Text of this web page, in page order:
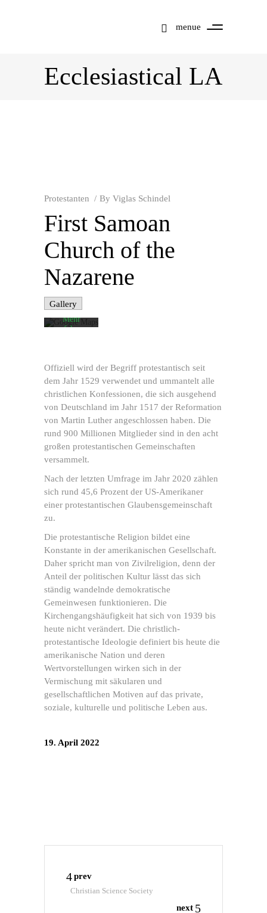
menue
Ecclesiastical LA
Protestanten By Viglas Schindel
First Samoan
Church of the
Nazarene
Gallery
Mit dem
Laden der
akzeptieren
Sie die
von
Google.
Mehr
erfahren
Google
Maps immer
Offiziell wird der Begriff protestantisch seit
dem Jahr 1529 verwendet und ummantelt alle
christlichen Konfessionen, die sich ausgehend
von Deutschland im Jahr 1517 der Reformation
von Martin Luther angeschlossen haben. Die
rund 900 Millionen Mitglieder sind in den acht
großen protestantischen Gemeinschaften
versammelt.
Nach der letzten Umfrage im Jahr 2020 zählen
sich rund 45,6 Prozent der US-Amerikaner
einer protestantischen Glaubensgemeinschaft
zu.
Die protestantische Religion bildet eine
Konstante in der amerikanischen Gesellschaft.
Daher spricht man von Zivilreligion, denn der
Anteil der politischen Kultur lässt das sich
ständig wandelnde demokratische
Gemeinwesen funktionieren. Die
Kirchengangshäufigkeit hat sich von 1939 bis
heute nicht verändert. Die christlich-
protestantische Ideologie definiert bis heute die
amerikanische Nation und deren
Wertvorstellungen wirken sich in der
Vermischung mit säkularen und
gesellschaftlichen Motiven auf das private,
soziale, kulturelle und politische Leben aus.
19. April 2022
prev
Christian Science Society
next